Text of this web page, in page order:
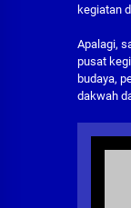
kegiatan
Apalagi,
pusat
budaya,
dakwah